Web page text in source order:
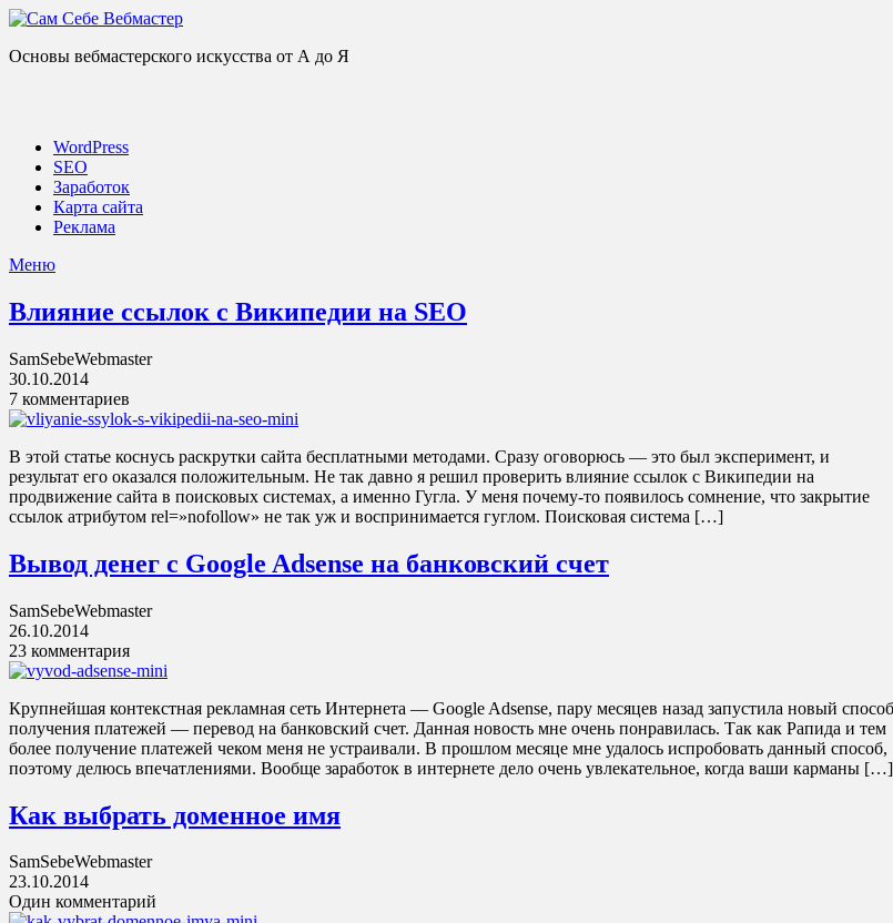
Основы вебмастерского искусства от А до Я
WordPress
SEO
Заработок
Карта сайта
Реклама
Меню
Влияние ссылок с Википедии на SEO
SamSebeWebmaster
30.10.2014
7 комментариев
В этой статье коснусь раскрутки сайта бесплатными методами. Сразу оговорюсь — это был эксперимент, и
результат его оказался положительным. Не так давно я решил проверить влияние ссылок с Википедии на
продвижение сайта в поисковых системах, а именно Гугла. У меня почему-то появилось сомнение, что закрытие
ссылок атрибутом rel=»nofollow» не так уж и воспринимается гуглом. Поисковая система […]
Вывод денег с Google Adsense на банковский счет
SamSebeWebmaster
26.10.2014
23 комментария
Крупнейшая контекстная рекламная сеть Интернета — Google Adsense, пару месяцев назад запустила новый способ
получения платежей — перевод на банковский счет. Данная новость мне очень понравилась. Так как Рапида и тем
более получение платежей чеком меня не устраивали. В прошлом месяце мне удалось испробовать данный способ,
поэтому делюсь впечатлениями. Вообще заработок в интернете дело очень увлекательное, когда ваши карманы […]
Как выбрать доменное имя
SamSebeWebmaster
23.10.2014
Один комментарий